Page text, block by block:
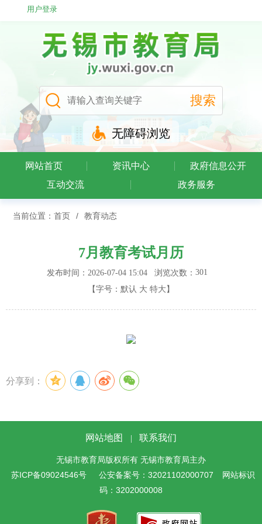
用户登录
无障碍浏览
网站首页 资讯中心
政府信息公开
互动交流
政务服务
当前位置： 首页 / 教育动态
7月教育考试月历
发布时间：2026-07-04 15:04 浏览次数： 301
【字号： 默认 大 特大 】
分享到：
网站地图 联系我们
无锡市教育局版权所有 无锡市教育局主办
苏ICP备09024546号
公安备案号：32021102000707
网站标识
码：3202000008